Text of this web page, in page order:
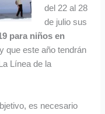
del 22 al 28
de julio sus
para niños en
que este año tendrán
Línea de la
es necesario